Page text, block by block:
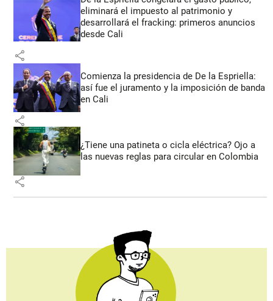
eliminará el impuesto al patrimonio y
desarrollará el fracking: primeros anuncios
desde Cali
share
Comienza la presidencia de De la Espriella:
así fue el juramento y la imposición de banda
en Cali
share
¿Tiene una patineta o cicla eléctrica? Ojo a
las nuevas reglas para circular en Colombia
share